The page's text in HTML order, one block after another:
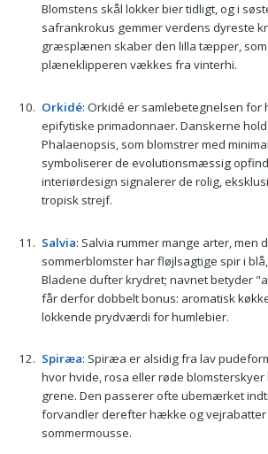
Blomstens skål lokker bier tidligt, og i
safrankrokus gemmer verdens dyreste
græsplænen skaber den lilla tæpper,
plæneklipperen vækkes fra vinterhi.
Orkidé: Orkidé er samlebetegnelsen for
epifytiske primadonnaer. Danskerne
Phalaenopsis, som blomstrer med
symboliserer de evolutionsmæssig
interiørdesign signalerer de rolig,
tropisk strejf.
Salvia: Salvia rummer mange arter, men
sommerblomster har fløjlsagtige spir i
Bladene dufter krydret; navnet betyder
får derfor dobbelt bonus: aromatisk
lokkende prydværdi for humlebier.
Spiræa: Spiræa er alsidig fra lav
hvor hvide, rosa eller røde blomsterskyer
grene. Den passerer ofte ubemærket
forvandler derefter hække og vejrabatter
sommermousse.